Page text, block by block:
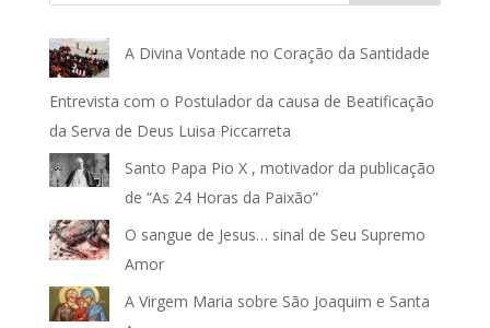
A Divina Vontade no Coração da Santidade
Entrevista com o Postulador da causa de Beatificação
da Serva de Deus Luisa Piccarreta
Santo Papa Pio X , motivador da publicação
de “As 24 Horas da Paixão”
O sangue de Jesus… sinal de Seu Supremo
Amor
A Virgem Maria sobre São Joaquim e Santa